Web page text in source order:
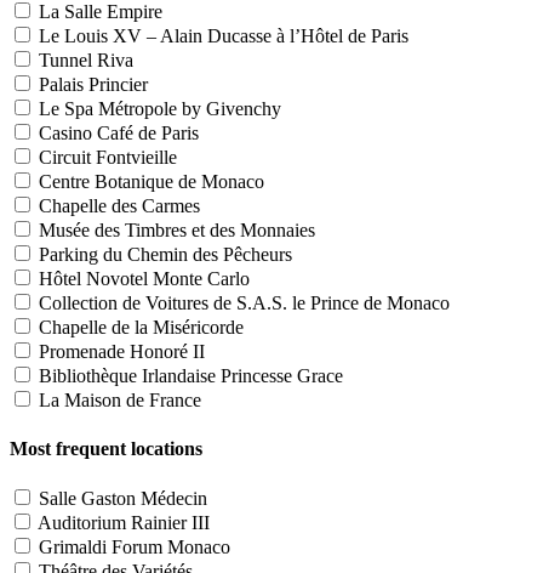
La Salle Empire
Le Louis XV – Alain Ducasse à l’Hôtel de Paris
Tunnel Riva
Palais Princier
Le Spa Métropole by Givenchy
Casino Café de Paris
Circuit Fontvieille
Centre Botanique de Monaco
Chapelle des Carmes
Musée des Timbres et des Monnaies
Parking du Chemin des Pêcheurs
Hôtel Novotel Monte Carlo
Collection de Voitures de S.A.S. le Prince de Monaco
Chapelle de la Miséricorde
Promenade Honoré II
Bibliothèque Irlandaise Princesse Grace
La Maison de France
Most frequent locations
Salle Gaston Médecin
Auditorium Rainier III
Grimaldi Forum Monaco